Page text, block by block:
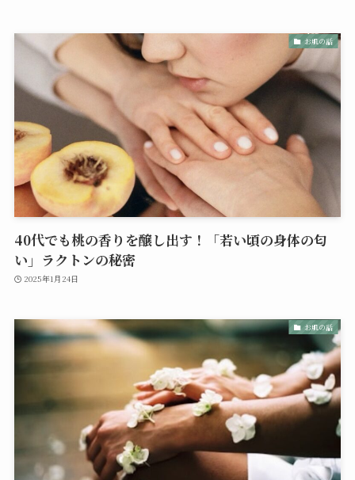
お肌の話
40代でも桃の香りを醸し出す！「若い頃の身体の匂
い」ラクトンの秘密
2025年1月24日
お肌の話